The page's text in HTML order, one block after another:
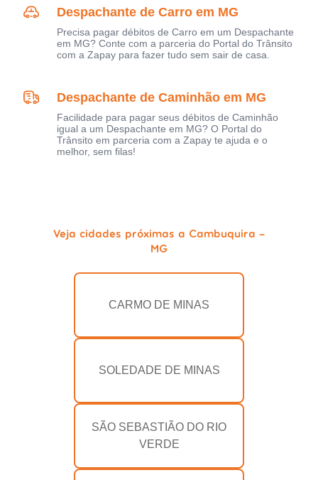
Despachante de Carro em MG
Precisa pagar débitos de Carro em um Despachante
em MG? Conte com a parceria do Portal do Trânsito
com a Zapay para fazer tudo sem sair de casa.
Despachante de Caminhão em MG
Facilidade para pagar seus débitos de Caminhão
igual a um Despachante em MG? O Portal do
Trânsito em parceria com a Zapay te ajuda e o
melhor, sem filas!
Veja cidades próximas a Cambuquira -
MG
CARMO DE MINAS
SOLEDADE DE MINAS
SÃO SEBASTIÃO DO RIO
VERDE